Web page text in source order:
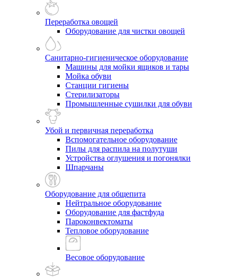
Переработка овощей
Оборудование для чистки овощей
Санитарно-гигиеническое оборудование
Машины для мойки ящиков и тары
Мойка обуви
Станции гигиены
Стерилизаторы
Промышленные сушилки для обуви
Убой и первичная переработка
Вспомогательное оборудование
Пилы для распила на полутуши
Устройства оглушения и погонялки
Шпарчаны
Оборудование для общепита
Нейтральное оборудование
Оборудование для фастфуда
Пароконвектоматы
Тепловое оборудование
Весовое оборудование